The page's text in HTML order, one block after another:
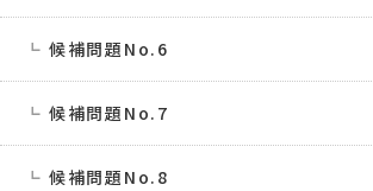
候補問題No.6
候補問題No.7
候補問題No.8